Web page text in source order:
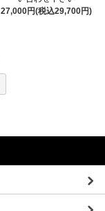
27,000円(税込29,700円)